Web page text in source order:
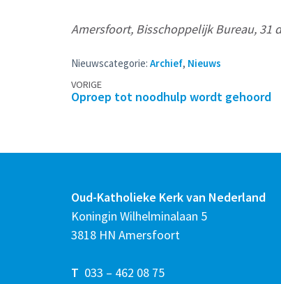
Amersfoort, Bisschoppelijk Bureau, 31
Nieuwscategorie: Archief, Nieuws
Berichtennavigatie
VORIGE
Oproep tot noodhulp wordt gehoord
Oud-Katholieke Kerk van Nederland
Koningin Wilhelminalaan 5
3818 HN Amersfoort
T 033 – 462 08 75